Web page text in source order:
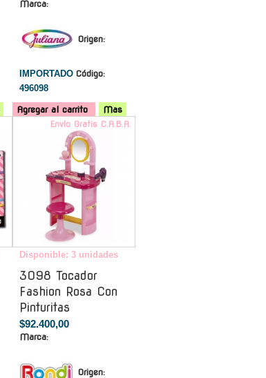
Marca:
Origen:
IMPORTADO Código:
496098
Agregar al carrito
Mas
Envío Gratis C.A.B.A.
Disponible: 3 unidades
3098 Tocador
Fashion Rosa Con
Pinturitas
$92.400,00
Marca:
Origen: